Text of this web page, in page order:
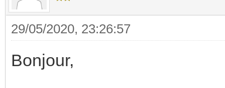
29/05/2020, 23:26:57
Bonjour,